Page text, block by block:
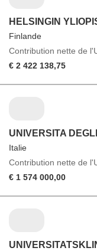
HELSINGIN
Finlande
Contribution nette de
€ 2 422 138,75
UNIVERSITA
Italie
Contribution nette de
€ 1 574 000,00